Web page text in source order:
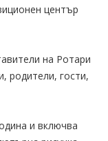
център
на Ротари
родители, гости,
и включва